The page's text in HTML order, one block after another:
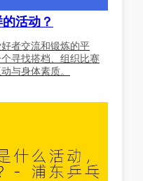
活动？
者交流和锻炼的平
寻找搭档、组织比赛
与身体素质。